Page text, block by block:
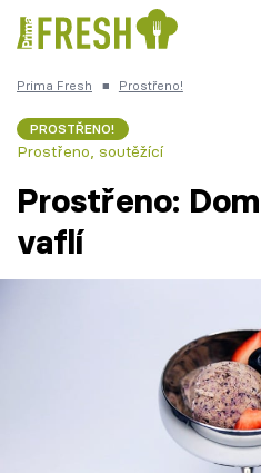
Česká kuchyně
Prima Fresh ■ Prostřeno!
PROSTŘENO!
Prostřeno, soutěžící
Prostřeno:
vaflí